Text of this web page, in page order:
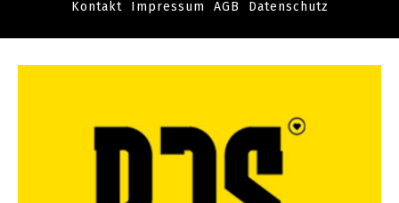
Kontakt Impressum AGB Datenschutz